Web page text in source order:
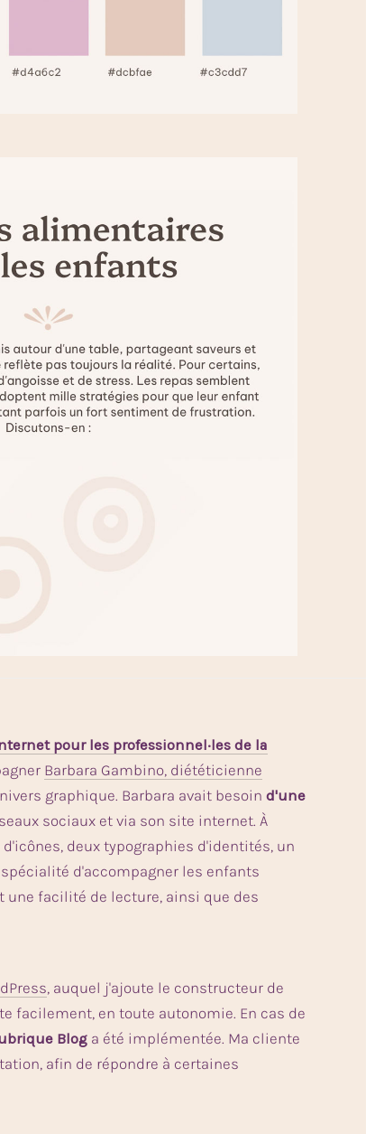
pour les professionnel·les de la
Barbara Gambino, diététicienne
graphique. Barbara avait besoin d'une
sociaux et via son site internet. À
deux typographies d'identités, un
d'accompagner les enfants
une facilité de lecture, ainsi que des
, auquel j'ajoute le constructeur de
facilement, en toute autonomie. En cas de
Blog a été implémentée. Ma cliente
afin de répondre à certaines